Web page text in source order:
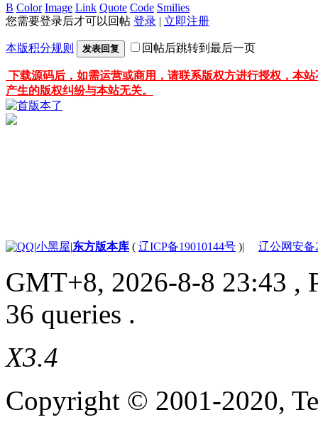
B Color Image Link Quote Code Smilies
您需要登录后才可以回帖 登录 | 立即注册
本版积分规则 发表回复 回帖后跳转到最后一页
下载源码后，如需运营或商用，请联系版权方进行授权，本
产生的版权纠纷与本站无关。
|小黑屋|东方版本库 ( 辽ICP备19010144号 )| 辽公网安备
GMT+8, 2026-8-8 23:43 ,
36 queries .
X3.4
Copyright © 2001-2020,